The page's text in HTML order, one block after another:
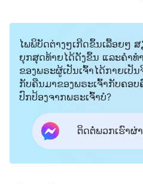
ການກວດສອບແຫ່ງສາຍຕາຂອງ
ເປັນຄົນຂັດສົນຈຳນວນເລັກນ້
ບໍ່ຕ່າງຫຍັງກັບຜູ້ຕິດຕາມທຳມ
ພຣະເຢຊູເຈົ້າ ທີ່ມີຄວາມຝັນ
ໄດ້ຮັບການອວຍພອນ ແລະ ປົກ
ຄວາມເສື່ອມຊາມຂອງພວກເຮົ
ຂອງພຣະເຈົ້າ ແລະ ຄວາມປາ
ໂລພາຂອງພວກເຮົາຖືກກ່າວໂ
ໄພພິບັດຕ່າງໆເກີດຂຶ້ນເລື້ອຍໆ
ຍຸກສຸດທ້າຍໄດ້ດັງຂຶ້ນ ແລະຄໍາ
ຂອງພຣະຜູ້ເປັນເຈົ້າໄດ້ກາຍເປັ
ກັບຄືນມາຂອງພຣະເຈົ້າກັບຄອ
ປົກປ້ອງຈາກພຣະເຈົ້າບໍ?
ຕິດຕໍ່ພວກເຮົາຜ່